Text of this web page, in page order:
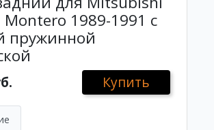
Montero 1989-1991 с
пружинной
Купить